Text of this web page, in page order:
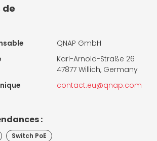
de
QNAP GmbH
Karl-Arnold-Straße 26
47877 Willich, Germany
contact.eu@qnap.com
:
Switch PoE